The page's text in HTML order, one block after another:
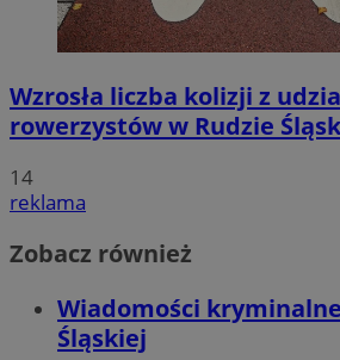
Wzrosła liczba kolizji z
rowerzystów w Rudzie
14
reklama
Zobacz również
Wiadomości
Śląskiej